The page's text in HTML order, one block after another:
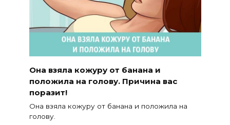
Она взяла кожуру от банана и
положила на голову. Причина вас
поразит!
Она взяла кожуру от банана и положила на
голову.